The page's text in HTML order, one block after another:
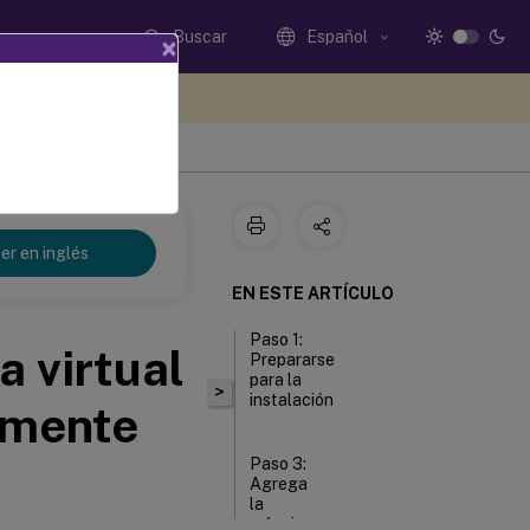
Buscar Español
en inglés
virtual
>
EN ESTE ARTÍCULO
Paso 1:
Prepararse
para la
instalación
Paso 3:
Agrega
la
máquina
×